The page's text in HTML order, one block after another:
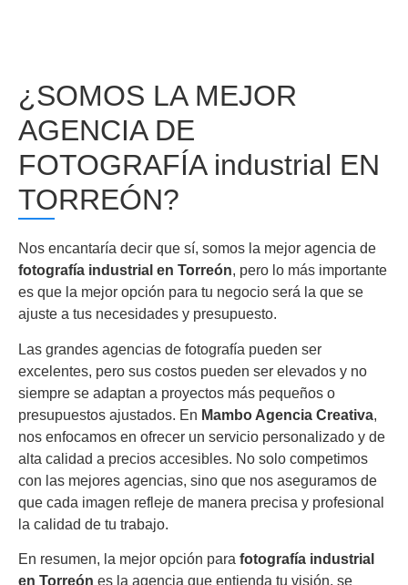
¿SOMOS LA MEJOR
AGENCIA DE
FOTOGRAFÍA industrial EN
TORREÓN?
Nos encantaría decir que sí, somos la mejor agencia de
fotografía industrial en Torreón, pero lo más importante
es que la mejor opción para tu negocio será la que se
ajuste a tus necesidades y presupuesto.
Las grandes agencias de fotografía pueden ser
excelentes, pero sus costos pueden ser elevados y no
siempre se adaptan a proyectos más pequeños o
presupuestos ajustados. En Mambo Agencia Creativa,
nos enfocamos en ofrecer un servicio personalizado y de
alta calidad a precios accesibles. No solo competimos
con las mejores agencias, sino que nos aseguramos de
que cada imagen refleje de manera precisa y profesional
la calidad de tu trabajo.
En resumen, la mejor opción para fotografía industrial
en Torreón es la agencia que entienda tu visión, se